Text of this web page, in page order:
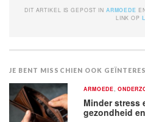
DIT ARTIKEL IS GEPOST IN ARMOEDE
LINK OP
JE BENT MISSCHIEN OOK
ARMOEDE
Minder stress
gezondheid